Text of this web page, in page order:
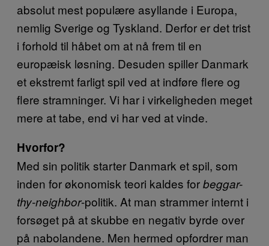
absolut mest populære asyllande i Europa,
nemlig Sverige og Tyskland. Derfor er det trist
i forhold til håbet om at nå frem til en
europæisk løsning. Desuden spiller Danmark
et ekstremt farligt spil ved at indføre flere og
flere stramninger. Vi har i virkeligheden meget
mere at tabe, end vi har ved at vinde.
Hvorfor?
Med sin politik starter Danmark et spil, som
inden for økonomisk teori kaldes forbeggar-
thy-neighbor-politik. At man strammer internt i
forsøget på at skubbe en negativ byrde over
på nabolandene. Men hermed opfordrer man